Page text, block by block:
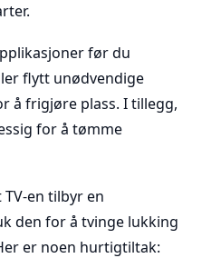
før du
flytt unødvendige
å frigjøre plass. I tillegg,
for å tømme
TV-en tilbyr en
den for å tvinge lukking
er noen hurtigtiltak: